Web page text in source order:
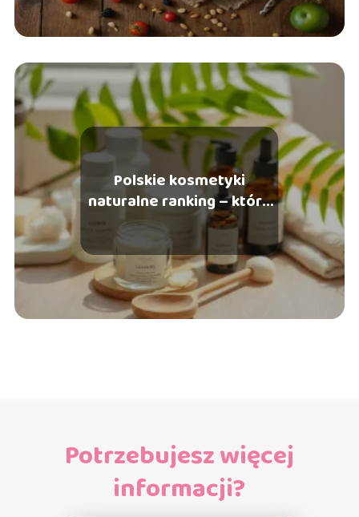
Polskie kosmetyki
naturalne ranking – które
marki są najlepsze?
Potrzebujesz więcej
informacji?